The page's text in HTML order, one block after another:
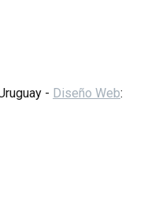
- Diseño Web: